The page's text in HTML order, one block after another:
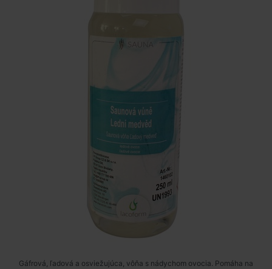
Gáfrová, ľadová a osviežujúca, vôňa s nádychom ovocia. Pomáha na